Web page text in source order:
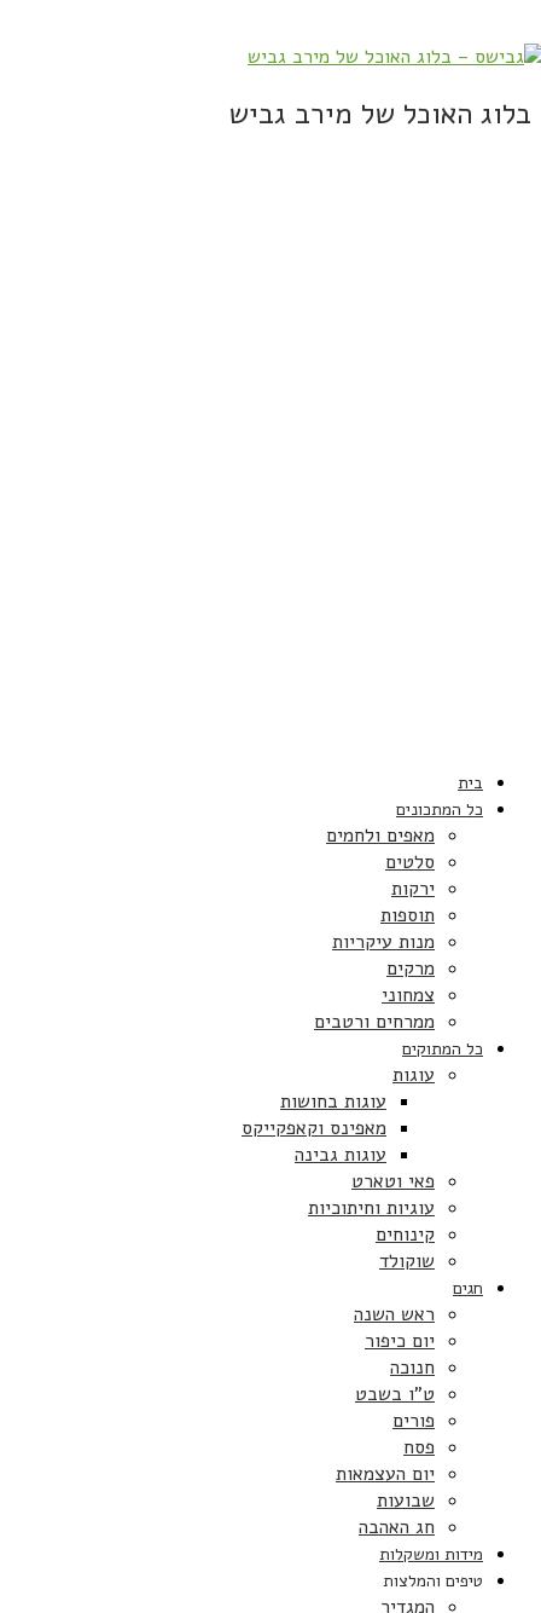
בלוג האוכל של מירב גביש
בית
כל המתכונים
מאפים ולחמים
סלטים
ירקות
תוספות
מנות עיקריות
מרקים
צמחוני
ממרחים ורטבים
כל המתוקים
עוגות
עוגות בחושות
מאפינס וקאפקייקס
עוגות גבינה
פאי וטארט
עוגיות וחיתוכיות
קינוחים
שוקולד
חגים
ראש השנה
יום כיפור
חנוכה
ט”ו בשבט
פורים
פסח
יום העצמאות
שבועות
חג האהבה
מידות ומשקלות
טיפים והמלצות
המגדיר